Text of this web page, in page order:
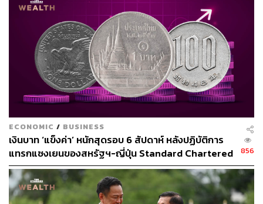
2 .พันธบัตรรัฐบาลสหรัฐฯ
ผลตอบแทนพันธบัตรรัฐบาลสหรัฐฯ ได้หลุดระดับ 4%
ลงมาแล้ว ซึ่งเป็นผลมาจากการคาดการณ์ลดดอกเบี้ย
ของ Fed
ภาพรวมยังคงเดิม คือ Fed จะลดดอกเบี้ยอย่างต่อเนื่อง
ไปจนถึงปีหน้า
พันธบัตรระยะยาวของสหรัฐฯ อาจจะซึมลงอย่างต่อ
เนื่อง หาก Fed ไม่มีคอมเมนต์ที่แข็งกร้าวในช่วงนี้ ก็
คาดว่าจะเป็นการซึมลงมากกว่า
ECONOMIC / BUSINESS
เงินบาท ‘แข็งค่า’ หนักสุดรอบ 6 สัปดาห์ หลังปฏิบัติการ
แทรกแซงเยนของสหรัฐฯ-ญี่ปุ่น Standard Chartered
เปิดเป้าสิ้นปีนี้จ่อแข็งต่อแตะ 32.50 บาทต่อดอลลาร์
856